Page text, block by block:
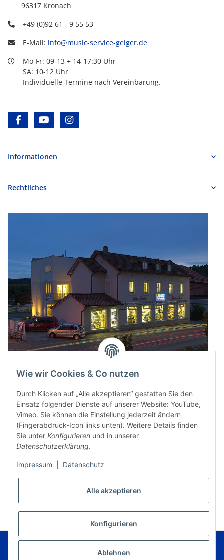
Wie wir Cookies & Co nutzen
Durch Klicken auf „Alle akzeptieren“ gestatten Sie den
Einsatz folgender Dienste auf unserer Website: YouTube,
Vimeo. Sie können die Einstellung jederzeit ändern
(Fingerabdruck-Icon links unten). Weitere Details finden
Sie unter Konfigurieren und in unserer
Datenschutzerklärung.
Impressum Datenschutz
Alle akzeptieren
Konfigurieren
Ablehnen
96317 Kronach
+49 (0)92 61 - 9 55 53
E-Mail: info@music-service-geiger.de
Mo-Fr: 09-13 + 14-17:30 Uhr
SA: 10-12 Uhr
Individuelle Termine nach Vereinbarung.
facebookyoutube
Informationen
Rechtliches
* Alle Preise inkl. gesetzlicher USt., zzgl.
VERTRAG WIDERRUFEN
© Music Service Geiger e.K. - Kronach - Germany
JTL-Shop|FIRE JTL-Shop Template